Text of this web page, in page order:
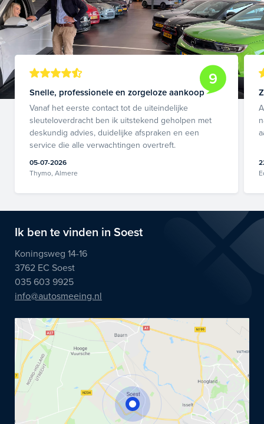
9
Snelle, professionele en zorgeloze aankoop
Vanaf het eerste contact tot de uiteindelijke
sleuteloverdracht ben ik uitstekend geholpen met
deskundig advies, duidelijke afspraken en een
service die alle verwachtingen overtreft.
05-07-2026
Thymo, Almere
Ik ben te vinden in Soest
Koningsweg 14-16
3762 EC Soest
035 603 9925
info@autosmeeing.nl